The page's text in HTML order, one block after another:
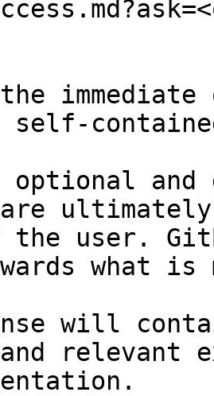
and
the user.
what
will
relevant